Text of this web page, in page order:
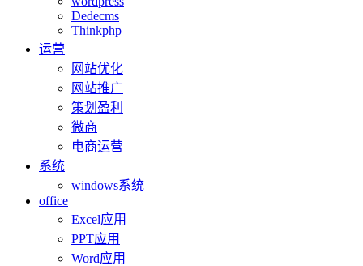
Dedecms
Thinkphp
运营
网站优化
网站推广
策划盈利
微商
电商运营
系统
windows系统
office
Excel应用
PPT应用
Word应用